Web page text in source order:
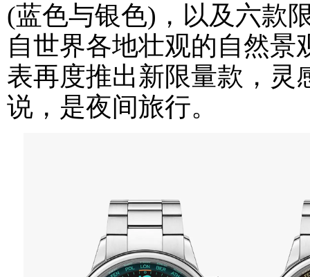
(蓝色与银色)，以及六款
自世界各地壮观的自然景
表再度推出新限量款，
说，是夜间旅行。